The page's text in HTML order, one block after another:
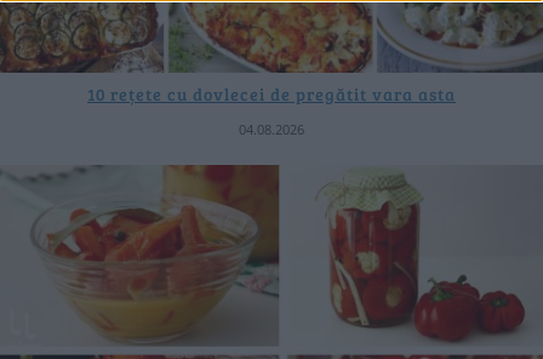
10 rețete cu dovlecei de pregătit vara asta
04.08.2026